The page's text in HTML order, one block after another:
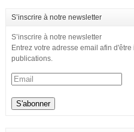
S’inscrire à notre newsletter
S’inscrire à notre newsletter
Entrez votre adresse email afin
publications.